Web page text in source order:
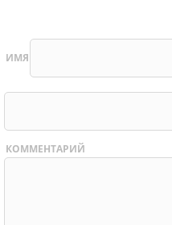
ИМЯ
КОММЕНТАРИЙ